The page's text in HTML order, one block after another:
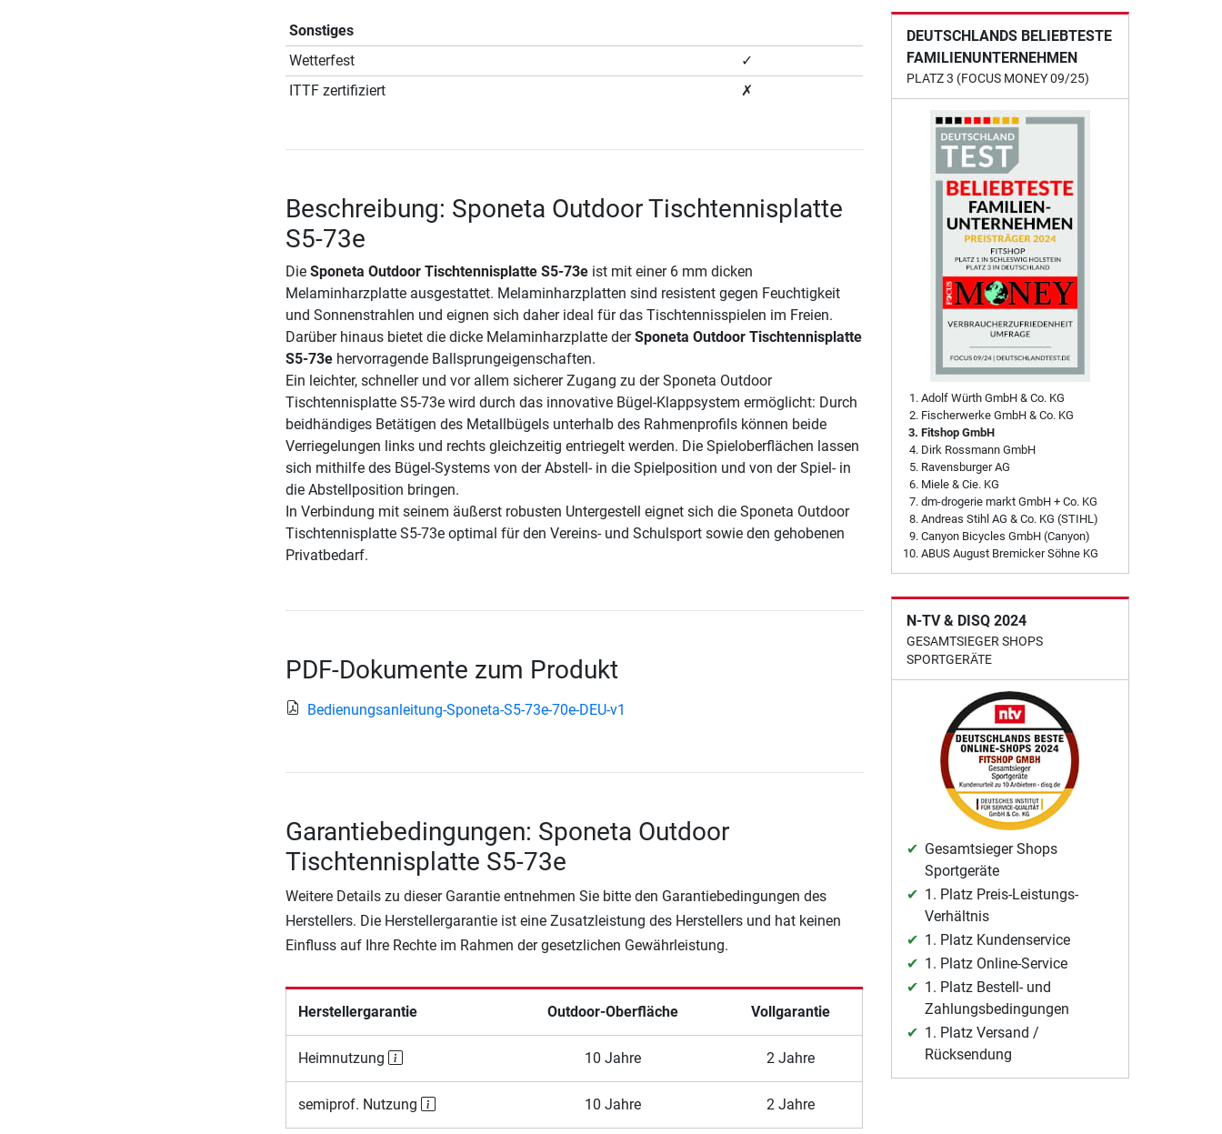
Sonstiges
Wetterfest
✓
ITTF zertifiziert
✗
Beschreibung: Sponeta Outdoor Tischtennisplatte
S5-73e
Die Sponeta Outdoor Tischtennisplatte S5-73eist mit einer 6 mm dicken
Melaminharzplatte ausgestattet. Melaminharzplatten sind resistent gegen Feuchtigkeit
und Sonnenstrahlen und eignen sich daher ideal für das Tischtennisspielen im Freien.
Darüber hinaus bietet die dicke Melaminharzplatte derSponeta Outdoor Tischtennisplatte
S5-73ehervorragende Ballsprungeigenschaften.
Ein leichter, schneller und vor allem sicherer Zugang zu der Sponeta Outdoor
Tischtennisplatte S5-73e wird durch das innovative Bügel-Klappsystem ermöglicht: Durch
beidhändiges Betätigen des Metallbügels unterhalb des Rahmenprofils können beide
Verriegelungen links und rechts gleichzeitig entriegelt werden. Die Spieloberflächen lassen
sich mithilfe des Bügel-Systems von der Abstell- in die Spielposition und von der Spiel- in
die Abstellposition bringen.
In Verbindung mit seinem äußerst robusten Untergestell eignet sich die Sponeta Outdoor
Tischtennisplatte S5-73e optimal für den Vereins- und Schulsport sowie den gehobenen
Privatbedarf.
PDF-Dokumente zum Produkt
Bedienungsanleitung-Sponeta-S5-73e-70e-DEU-v1
Garantiebedingungen: Sponeta Outdoor
Tischtennisplatte S5-73e
Weitere Details zu dieser Garantie entnehmen Sie bitte den Garantiebedingungen des
Herstellers. Die Herstellergarantie ist eine Zusatzleistung des Herstellers und hat keinen
Einfluss auf Ihre Rechte im Rahmen der gesetzlichen Gewährleistung.
Herstellergarantie Outdoor-Oberfläche Vollgarantie
Heimnutzung 10 Jahre 2 Jahre
semiprof. Nutzung 10 Jahre 2 Jahre
DEUTSCHLANDS BELIEBTESTE
FAMILIENUNTERNEHMEN
PLATZ 3 (FOCUS MONEY 09/25)
Adolf Würth GmbH & Co. KG
Fischerwerke GmbH & Co. KG
Fitshop GmbH
Dirk Rossmann GmbH
Ravensburger AG
Miele & Cie. KG
dm-drogerie markt GmbH + Co. KG
Andreas Stihl AG & Co. KG (STIHL)
Canyon Bicycles GmbH (Canyon)
ABUS August Bremicker Söhne KG
N-TV & DISQ 2024
GESAMTSIEGER SHOPS
SPORTGERÄTE
Gesamtsieger Shops
Sportgeräte
1. Platz Preis-Leistungs-
Verhältnis
1. Platz Kundenservice
1. Platz Online-Service
1. Platz Bestell- und
Zahlungsbedingungen
1. Platz Versand /
Rücksendung